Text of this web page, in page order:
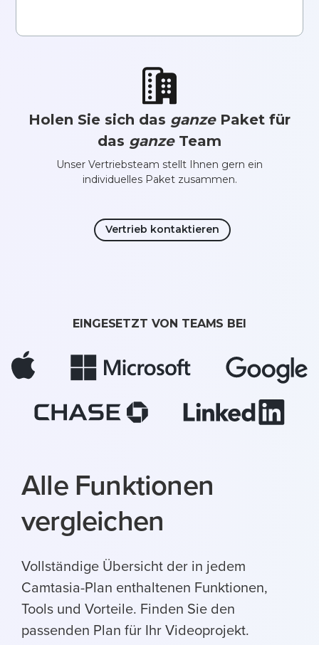
Holen Sie sich das ganzePaket für
das ganzeTeam
Unser Vertriebsteam stellt Ihnen gern ein
individuelles Paket zusammen.
Vertrieb kontaktieren
EINGESETZT VON TEAMS BEI
Alle Funktionen
vergleichen
Vollständige Übersicht der in jedem
Camtasia-Plan enthaltenen Funktionen,
Tools und Vorteile. Finden Sie den
passenden Plan für Ihr Videoprojekt.